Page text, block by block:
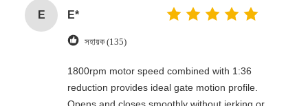
E E*
সহায়ক (135)
1800rpm motor speed combined with 1:36
reduction provides ideal gate motion profile.